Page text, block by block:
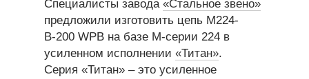
Специалисты завода «Стальное звено»
предложили изготовить цепь М224-
В-200 WPB на базе М-серии 224 в
усиленном исполнении «Титан».
Серия «Титан» – это усиленное